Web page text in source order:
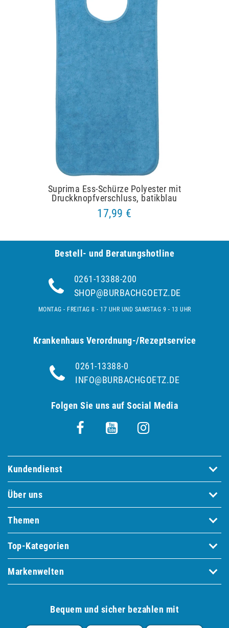
Suprima Ess-Schürze Polyester mit
Druckknopfverschluss, batikblau
17,99 €
Bestell- und Be­ra­tungs­hot­line
0261-13388-200
SHOP@BURBACHGOETZ.DE
MONTAG - FREITAG 8 - 17 UHR UND SAMSTAG 9 - 13 UHR
Krankenhaus Verordnung-/Rezeptservice
0261-13388-0
INFO@BURBACHGOETZ.DE
Folgen Sie uns auf Social Media
Kundendienst
Über uns
Themen
Top-Kategorien
Markenwelten
Bequem und sicher bezahlen mit